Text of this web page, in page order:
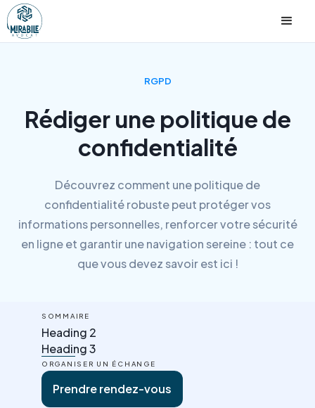
RGPD
Rédiger une politique de
confidentialité
Découvrez comment une politique de
confidentialité robuste peut protéger vos
informations personnelles, renforcer votre sécurité
en ligne et garantir une navigation sereine : tout ce
que vous devez savoir est ici !
SOMMAIRE
Heading 2
Heading 3
ORGANISER UN ÉCHANGE
Prendre rendez-vous